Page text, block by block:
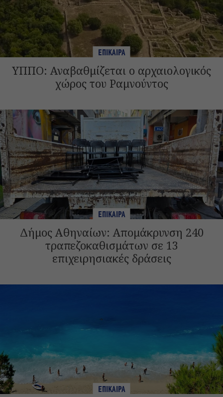
ΕΠΙΚΑΙΡΑ
ΥΠΠΟ: Αναβαθμίζεται ο αρχαιολογικός
χώρος του Ραμνούντος
ΕΠΙΚΑΙΡΑ
Δήμος Αθηναίων: Απομάκρυνση 240
τραπεζοκαθισμάτων σε 13
επιχειρησιακές δράσεις
ΕΠΙΚΑΙΡΑ